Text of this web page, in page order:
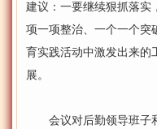
建议：一要继续狠抓落实
项一项整治、一个一个突
育实践活动中激发出来的
展。
会议对后勤领导班子和